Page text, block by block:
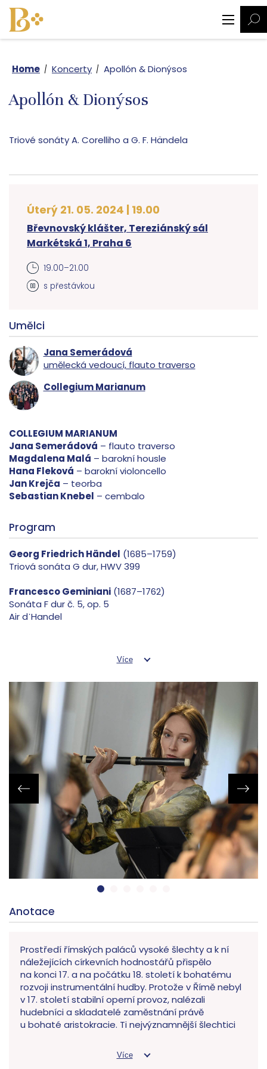
Home Koncerty Apollón & Dionýsos
Apollón & Dionýsos
Triové sonáty A. Corelliho a G. F. Händela
Úterý 21. 05. 2024 | 19.00
Břevnovský klášter, Tereziánský sál
Markétská 1, Praha 6
19.00–21.00
s přestávkou
Umělci
Jana Semerádová
umělecká vedoucí, flauto traverso
Collegium Marianum
COLLEGIUM MARIANUM
Jana Semerádová – flauto traverso
Magdalena Malá – barokní housle
Hana Fleková – barokní violoncello
Jan Krejča – teorba
Sebastian Knebel – cembalo
Program
Georg Friedrich Händel (1685–1759)
Triová sonáta G dur, HWV 399
Francesco Geminiani (1687–1762)
Sonáta F dur č. 5, op. 5
Air d᾿Handel
Triová sonáta h moll, HWV 386b
Přestávka
Arcangelo Corelli
Sonata da chiesa h moll č. 4, op 3
Jean-Baptiste Quentin
(před 1690 – ca 1742)
Sonáta D dur č. 5, op. 3
Francesco Geminiani
Triová sonáta d moll, č. 5, op. 2
Více
Anotace
Prostředí římských paláců vysoké šlechty a k ní
náležejících církevních hodnostářů přispělo
na konci 17. a na počátku 18. století k bohatému
rozvoji instrumentální hudby. Protože v Římě nebyl
v 17. století stabilní operní provoz, nalézali
hudebníci a skladatelé zaměstnání právě
u bohaté aristokracie. Ti nejvýznamnější šlechtici
koncerty zvané akademie, na nichž zněly nejnovější
kusy v Římě působících mistrů. Mezi hlavní
Více